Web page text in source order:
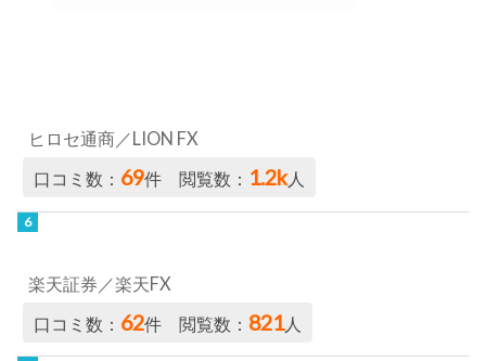
ヒロセ通商／LION FX
口コミ数： 69件 閲覧数： 1.2k人
楽天証券／楽天FX
口コミ数： 62件 閲覧数： 821人